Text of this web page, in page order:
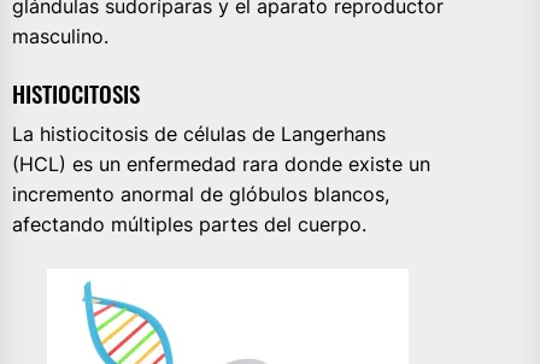
glándulas sudoríparas y el aparato reproductor
masculino.
HISTIOCITOSIS
La histiocitosis de células de Langerhans
(HCL) es un enfermedad rara donde existe un
incremento anormal de glóbulos blancos,
afectando múltiples partes del cuerpo.